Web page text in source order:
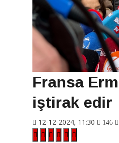
Fransa
iştirak edir
12-12-2024, 11:30 146